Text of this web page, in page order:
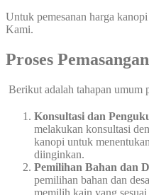
Untuk pemesanan harga
Kami.
Proses
Berikut adalah tahapan umum
Konsultasi dan
melakukan konsultasi
kanopi untuk
diinginkan.
Pemilihan Bahan dan
pemilihan bahan dan